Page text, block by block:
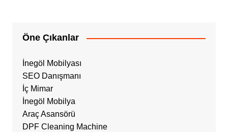
Öne Çıkanlar
İnegöl Mobilyası
SEO Danışmanı
İç Mimar
İnegöl Mobilya
Araç Asansörü
DPF Cleaning Machine